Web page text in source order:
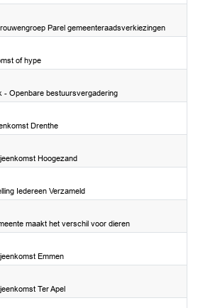
Parel gemeenteraadsverkiezingen
of hype
- Openbare bestuursvergadering
Drenthe
Hoogezand
Iedereen Verzameld
maakt het verschil voor dieren
Emmen
Ter Apel